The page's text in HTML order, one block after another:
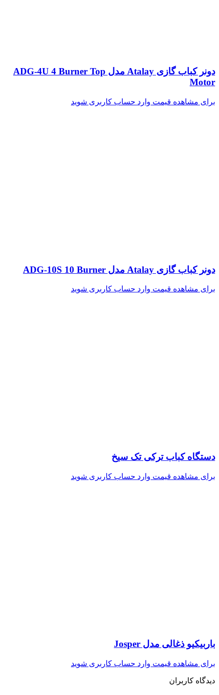
دونر کباب گازی Atalay مدل ADG-4U 4 Burner Top
Motor
برای مشاهده قیمت وارد حساب کاربری شوید
دونر کباب گازی Atalay مدل ADG-10S 10 Burner
برای مشاهده قیمت وارد حساب کاربری شوید
دستگاه کباب ترکی تک سیخ
برای مشاهده قیمت وارد حساب کاربری شوید
باربیکیو ذغالی مدل Josper
برای مشاهده قیمت وارد حساب کاربری شوید
دیدگاه کاربران